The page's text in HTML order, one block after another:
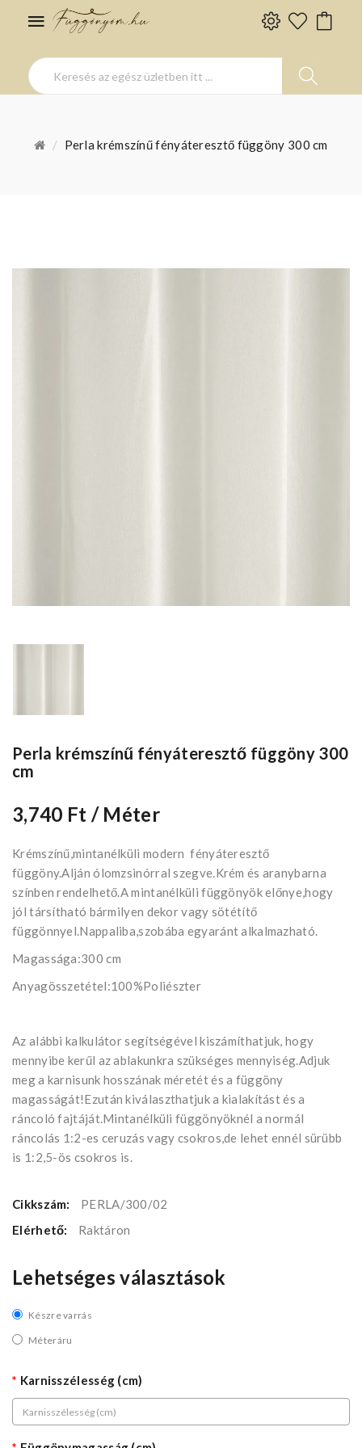
Perla krémszínű fényáteresztő függöny 300 cm
Perla krémszínű fényáteresztő függöny 300
cm
3,740 Ft / Méter
Krémszínű,mintanélküli modern fényáteresztő
függöny.Alján ólomzsinórral szegve.Krém és aranybarna
színben rendelhető.A mintanélküli függönyök előnye,hogy
jól társítható bármilyen dekor vagy sötétítő
függönnyel.Nappaliba,szobába egyaránt alkalmazható.
Magassága:300 cm
Anyagösszetétel:100%Poliészter
Az alábbi kalkulátor segítségével kiszámíthatjuk, hogy
mennyibe kerűl az ablakunkra szükséges mennyiség.Adjuk
meg a karnisunk hosszának méretét és a függöny
magasságát!Ezután kiválaszthatjuk a kialakítást és a
ráncoló fajtáját.Mintanélküli függönyöknél a normál
ráncolás 1:2-es ceruzás vagy csokros,de lehet ennél sürübb
is 1:2,5-ös csokros is.
Cikkszám:
PERLA/300/02
Elérhető:
Raktáron
Lehetséges választások
Készre varrás
Méteráru
Karnisszélesség (cm)